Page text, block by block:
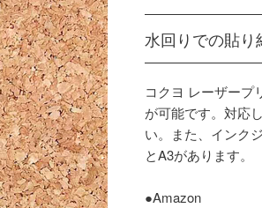
水回りでの貼
コクヨ レーザープ
が可能です。対応
い。また、インク
とA3があります。
●Amazon